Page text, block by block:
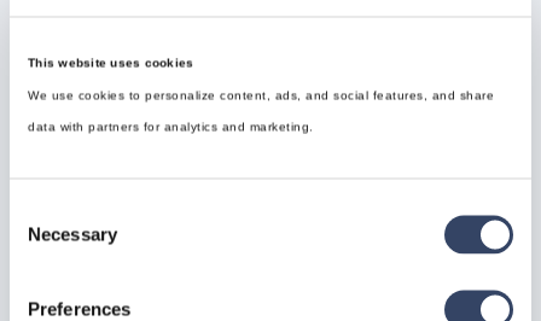
This website uses cookies
We use cookies to personalize content, ads, and social features, and share
data with partners for analytics and marketing.
Selection
Necessary
Preferences
Schritt 5: Bei hsbComponents
anmelden
Hier geben Sie Ihre Anmeldeinformationen ein.